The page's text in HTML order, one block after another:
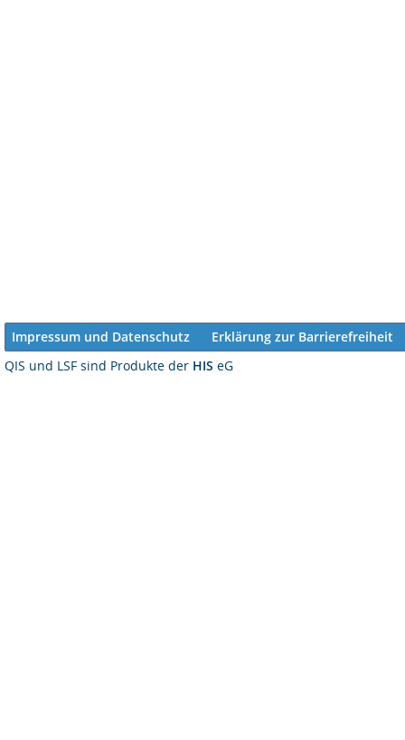
Impressum und Datenschutz
Erklärung zur Barrierefreiheit
QIS und LSF sind Produkte der HIS eG